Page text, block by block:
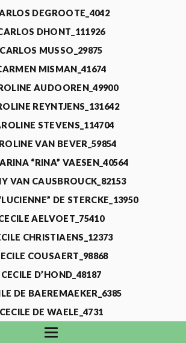
DEGROOTE_4042
DHONT_111926
CARLOS MUSSO_29875
MISMAN_41674
AUDOOREN_49900
REYNTJENS_131642
STEVENS_114704
VAN BEVER_59854
“RINA” VAESEN_40564
VAN CAUSBROUCK_82153
DE STERCKE_13950
AELVOET_75410
CHRISTIAENS_12373
COUSAERT_98868
CECILE D’HOND_48187
DE BAEREMAEKER_6385
CECILE DE WAELE_4731
CECILE DEVOS_115318